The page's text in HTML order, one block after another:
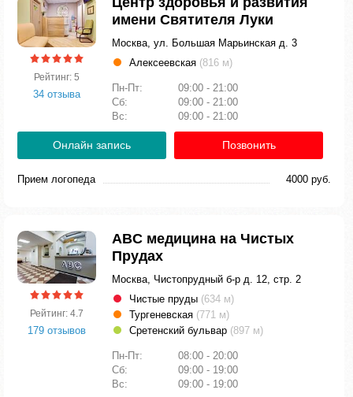
Рейтинг: 5
34 отзыва
имени Святителя Луки
Москва, ул. Большая Марьинская д. 3
Алексеевская (816 м)
Пн-Пт:
09:00 - 21:00
Сб:
09:00 - 21:00
Вс:
09:00 - 21:00
Онлайн запись Позвонить
Прием логопеда 4000 руб.
Рейтинг: 4.7
179 отзывов
ABC медицина на Чистых
Прудах
Москва, Чистопрудный б-р д. 12, стр. 2
Чистые пруды (634 м)
Тургеневская (771 м)
Сретенский бульвар (897 м)
Пн-Пт:
08:00 - 20:00
Сб:
09:00 - 19:00
Вс:
09:00 - 19:00